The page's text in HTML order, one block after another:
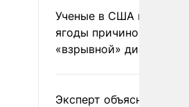
Ученые в США назвали
ягоды причиной
«взрывной» диареи
Эксперт объяснил